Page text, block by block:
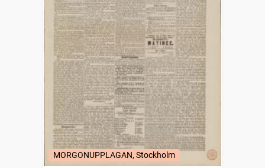
MORGONUPPLAGAN, Stockholm